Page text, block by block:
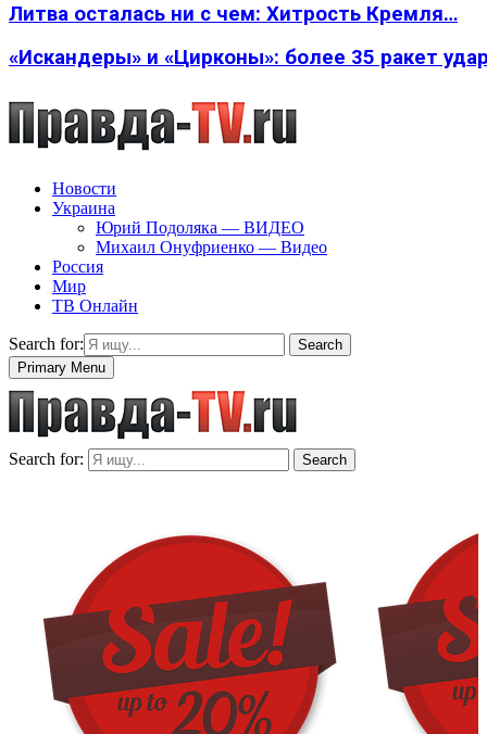
Литва осталась ни с чем: Хитрость Кремля…
«Искандеры» и «Цирконы»: более 35 ракет
Новости
Украина
Юрий Подоляка — ВИДЕО
Михаил Онуфриенко — Видео
Россия
Мир
ТВ Онлайн
Search for:
Search
Primary Menu
Search for: Search